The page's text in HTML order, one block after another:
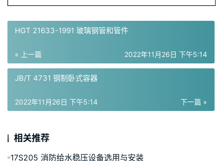
HGT 21633-1991 玻璃钢管和管件
« 上一篇 2022年11月26日 下午5:14
JB/T 4731 钢制卧式容器
下一篇 »
2022年11月26日 下午5:14
相关推荐
17S205 消防给水稳压设备选用与安装